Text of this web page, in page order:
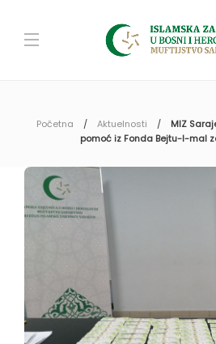
Početna Aktuelnosti
MIZ
pomoć iz Fonda Bejtu-l-mal